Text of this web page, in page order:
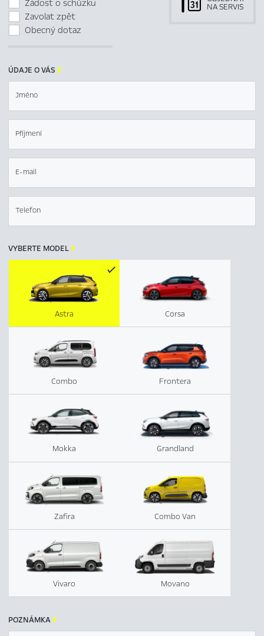
Žádost o schůzku
Zavolat zpět
Obecný dotaz
NA SERVIS
ÚDAJE O VÁS 
Jméno
Příjmení
E-mail
Telefon
VYBERTE MODEL
Corsa
Combo Frontera
Astra
Mokka Grandland
Zafira Combo Van
Vivaro Movano
POZNÁMKA